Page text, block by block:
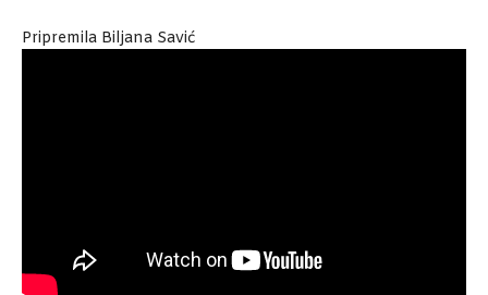
Pripremila Biljana Savić